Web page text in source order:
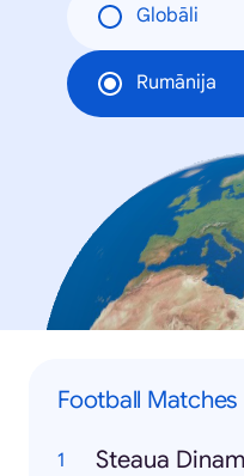
Globāli
Rumānija
Football Matches
Steaua